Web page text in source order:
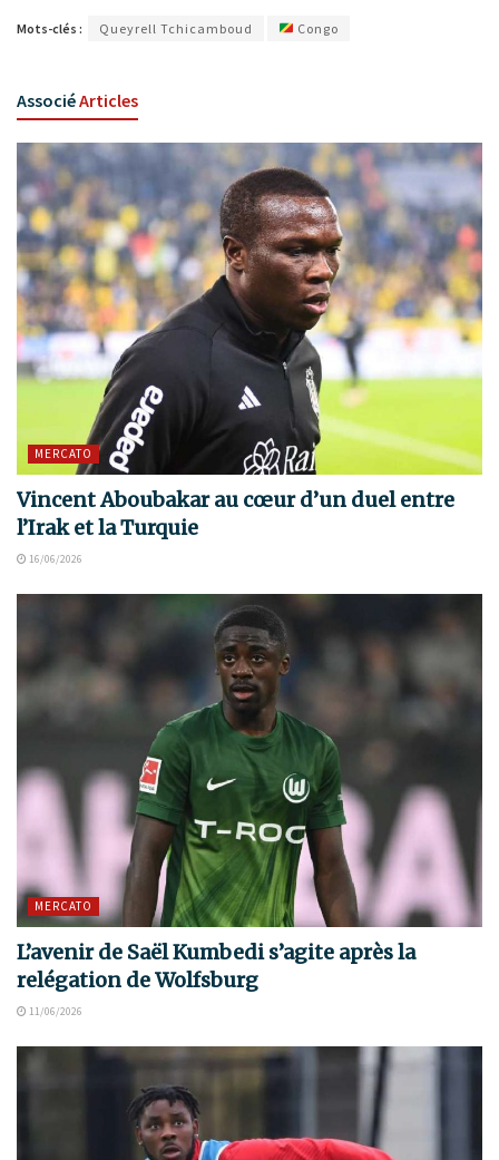
Mots-clés : Queyrell Tchicamboud Congo
AssociéArticles
MERCATO
Vincent Aboubakar au cœur d’un duel entre
l’Irak et la Turquie
16/06/2026
MERCATO
L’avenir de Saël Kumbedi s’agite après la
relégation de Wolfsburg
11/06/2026